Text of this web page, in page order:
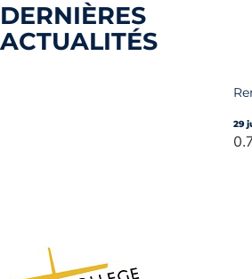
DERNIÈRES
ACTUALITÉS
29